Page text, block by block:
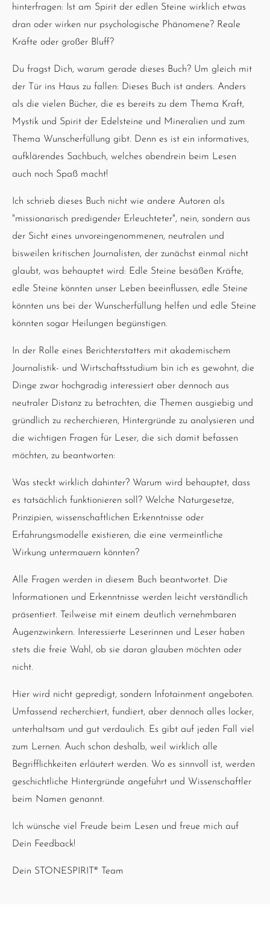
hinterfragen: Ist am Spirit der edlen Steine wirklich etwas
dran oder wirken nur psychologische Phänomene? Reale
Kräfte oder großer Bluff?
Du fragst Dich, warum gerade dieses Buch? Um gleich mit
der Tür ins Haus zu fallen: Dieses Buch ist anders. Anders
als die vielen Bücher, die es bereits zu dem Thema Kraft,
Mystik und Spirit der Edelsteine und Mineralien und zum
Thema Wunscherfüllung gibt. Denn es ist ein informatives,
aufklärendes Sachbuch, welches obendrein beim Lesen
auch noch Spaß macht!
Ich schrieb dieses Buch nicht wie andere Autoren als
"missionarisch predigender Erleuchteter", nein, sondern aus
der Sicht eines unvoreingenommenen, neutralen und
bisweilen kritischen Journalisten, der zunächst einmal nicht
glaubt, was behauptet wird: Edle Steine besäßen Kräfte,
edle Steine könnten unser Leben beeinflussen, edle Steine
könnten uns bei der Wunscherfüllung helfen und edle Steine
könnten sogar Heilungen begünstigen.
In der Rolle eines Berichterstatters mit akademischem
Journalistik- und Wirtschaftsstudium bin ich es gewohnt, die
Dinge zwar hochgradig interessiert aber dennoch aus
neutraler Distanz zu betrachten, die Themen ausgiebig und
gründlich zu recherchieren, Hintergründe zu analysieren und
die wichtigen Fragen für Leser, die sich damit befassen
möchten, zu beantworten:
Was steckt wirklich dahinter? Warum wird behauptet, dass
es tatsächlich funktionieren soll? Welche Naturgesetze,
Prinzipien, wissenschaftlichen Erkenntnisse oder
Erfahrungsmodelle existieren, die eine vermeintliche
Wirkung untermauern könnten?
Alle Fragen werden in diesem Buch beantwortet. Die
Informationen und Erkenntnisse werden leicht verständlich
präsentiert. Teilweise mit einem deutlich vernehmbaren
Augenzwinkern. Interessierte Leserinnen und Leser haben
stets die freie Wahl, ob sie daran glauben möchten oder
nicht.
Hier wird nicht gepredigt, sondern Infotainment angeboten.
Umfassend recherchiert, fundiert, aber dennoch alles locker,
unterhaltsam und gut verdaulich. Es gibt auf jeden Fall viel
zum Lernen. Auch schon deshalb, weil wirklich alle
Begrifflichkeiten erläutert werden. Wo es sinnvoll ist, werden
geschichtliche Hintergründe angeführt und Wissenschaftler
beim Namen genannt.
Ich wünsche viel Freude beim Lesen und freue mich auf
Dein Feedback!
Dein STONESPIRIT® Team